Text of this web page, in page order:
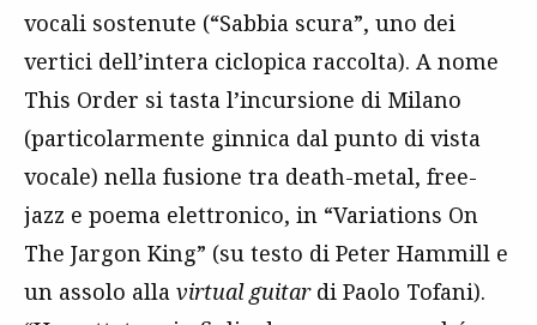
vocali sostenute (“Sabbia scura”, uno dei
vertici dell’intera ciclopica raccolta). A nome
This Order si tasta l’incursione di Milano
(particolarmente ginnica dal punto di vista
vocale) nella fusione tra death-metal, free-
jazz e poema elettronico, in “Variations On
The Jargon King” (su testo di Peter Hammill e
un assolo alla virtual guitardi Paolo Tofani).